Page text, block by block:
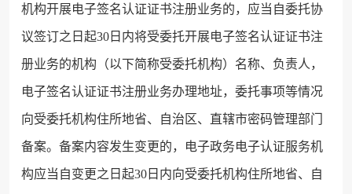
机构开展电子签名认证证书注册业务的，应当自委托协
议签订之日起30日内将受委托开展电子签名认证证书注
册业务的机构（以下简称受委托机构）名称、负责人，
电子签名认证证书注册业务办理地址，委托事项等情况
向受委托机构住所地省、自治区、直辖市密码管理部门
备案。备案内容发生变更的，电子政务电子认证服务机
构应当自变更之日起30日内向受委托机构住所地省、自